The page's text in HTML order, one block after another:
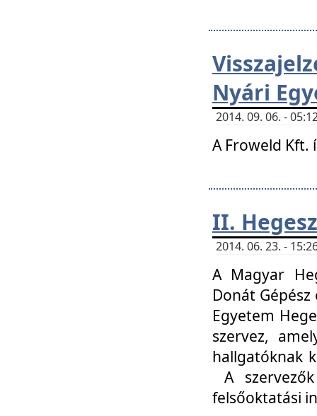
Nyári
2014. 09. 06. -
A Froweld
II.
2014. 06. 23. -
A Magyar
Donát
Egyetem
szervez,
hallgatóknak
A
felsőoktatási